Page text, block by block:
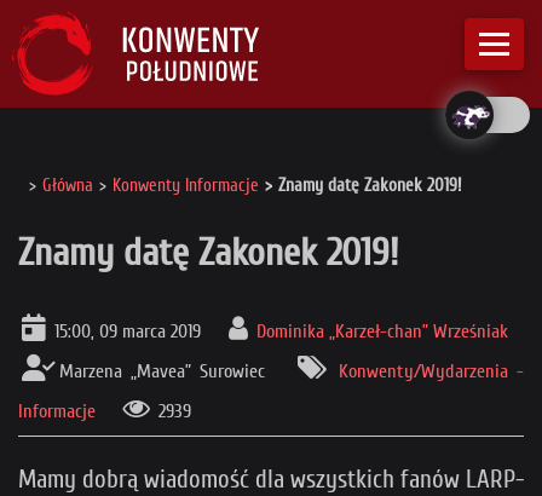
Główna Konwenty Informacje Znamy datę Zakonek 2019!
Znamy datę Zakonek 2019!
15:00, 09 marca 2019
Dominika „Karzeł-chan” Wrześniak
Marzena „Mavea” Surowiec
Konwenty/Wydarzenia -
Informacje
2939
Mamy dobrą wiadomość dla wszystkich fanów LARP-